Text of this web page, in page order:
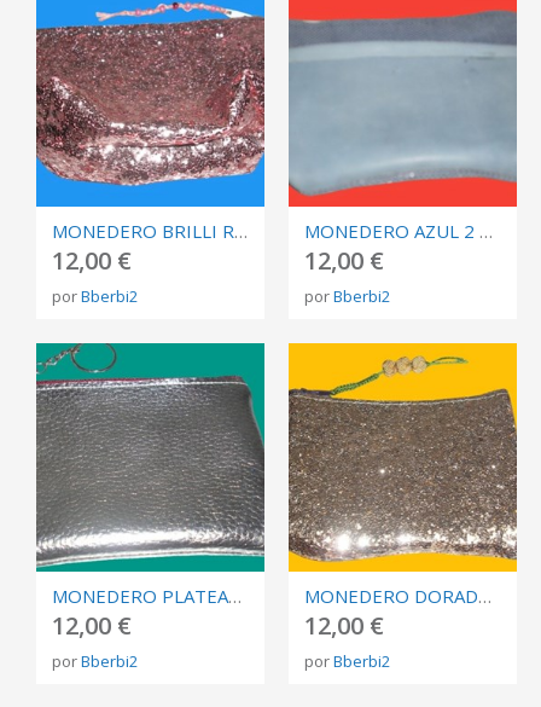
MONEDERO BRILLI ROSA CREMALLERA BLANCA
12,00 €
porBberbi2
MONEDERO AZUL 2 BOLSILLOS
12,00 €
porBberbi2
MONEDERO PLATEADO
12,00 €
porBberbi2
MONEDERO DORADO Y CAMUFLAJE
12,00 €
porBberbi2